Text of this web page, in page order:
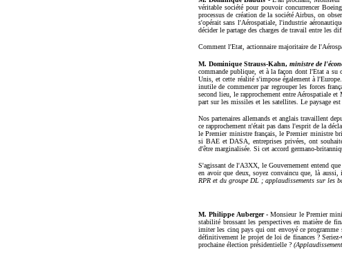
véritable société pour pouvoir concurrencer
processus de création de la société Airbus, on
s'opérait sans l'Aérospatiale, l'industrie
décider le partage des charges de travail entre les
Comment l'Etat, actionnaire majoritaire de
M. Dominique Strauss-Kahn,ministre de
commande publique, et à la façon dont l'Etat a su
Unis, et cette réalité s'impose également à
inutile de commencer par regrouper les forces
second lieu, le rapprochement entre Aérospatiale
part sur les missiles et les satellites. Le paysage est
Nos partenaires allemands et anglais travaillent
ce rapprochement n'était pas dans l'esprit de la
le Premier ministre français, le Premier ministre
si BAE et DASA, entreprises privées, ont
d'être marginalisée. Si cet accord germano-
S'agissant de l'A3XX, le Gouvernement entend
en avoir que deux, soyez convaincu que, là
RPR et du groupe DL ; applaudissements sur les
M. Philippe Auberger -Monsieur le Premier
stabilité brossant les perspectives en matière de
imiter les cinq pays qui ont envoyé ce programme
définitivement le projet de loi de finances ?
prochaine élection présidentielle ?